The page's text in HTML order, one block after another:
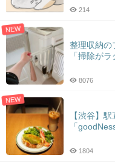
214
NEW
整理収納の
「掃除が
8076
NEW
【渋谷】
「
1804